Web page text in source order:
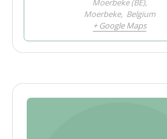
Moerbeke (BE),
Moerbeke, Belgium
+ Google Maps